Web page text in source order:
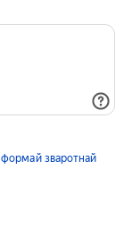
формай зваротнай